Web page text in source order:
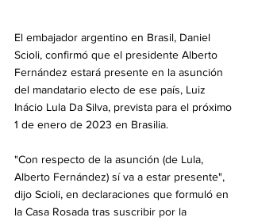
El embajador argentino en Brasil, Daniel
Scioli, confirmó que el presidente Alberto
Fernández estará presente en la asunción
del mandatario electo de ese país, Luiz
Inácio Lula Da Silva, prevista para el próximo
1 de enero de 2023 en Brasilia.
"Con respecto de la asunción (de Lula,
Alberto Fernández) sí va a estar presente",
dijo Scioli, en declaraciones que formuló en
la Casa Rosada tras suscribir por la